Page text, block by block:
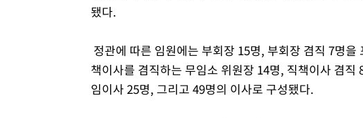
됐다.
정관에 따른 임원에는 부회장 15명, 부회장 겸직 7명
책이사를 겸직하는 무임소 위원장 14명, 직책이사 겸
임이사 25명, 그리고 49명의 이사로 구성됐다.